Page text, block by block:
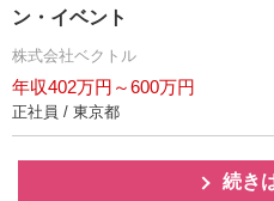
ン・イベント
株式会社ベクトル
年収402万円～600万円
正社員 / 東京都
続き